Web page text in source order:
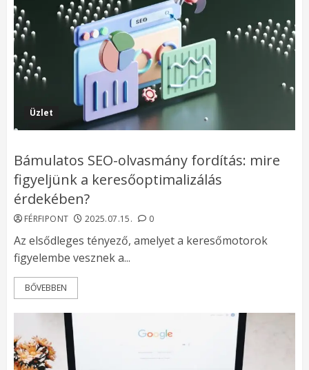
Üzlet
Bámulatos SEO-olvasmány fordítás: mire
figyeljünk a keresőoptimalizálás
érdekében?
FÉRFIPONT 2025.07.15. 0
Az elsődleges tényező, amelyet a keresőmotorok
figyelembe vesznek a...
BŐVEBBEN